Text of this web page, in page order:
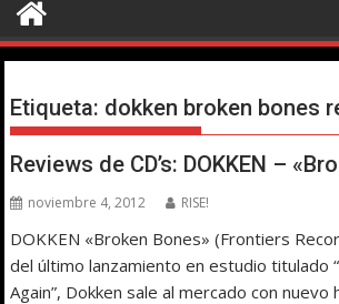
Etiqueta: dokken broken bones
Reviews de CD’s: DOKKEN –
noviembre 4, 2012 RISE!
DOKKEN «Broken Bones» (Frontiers
del último lanzamiento en estudio titulado
Again”, Dokken sale al mercado con